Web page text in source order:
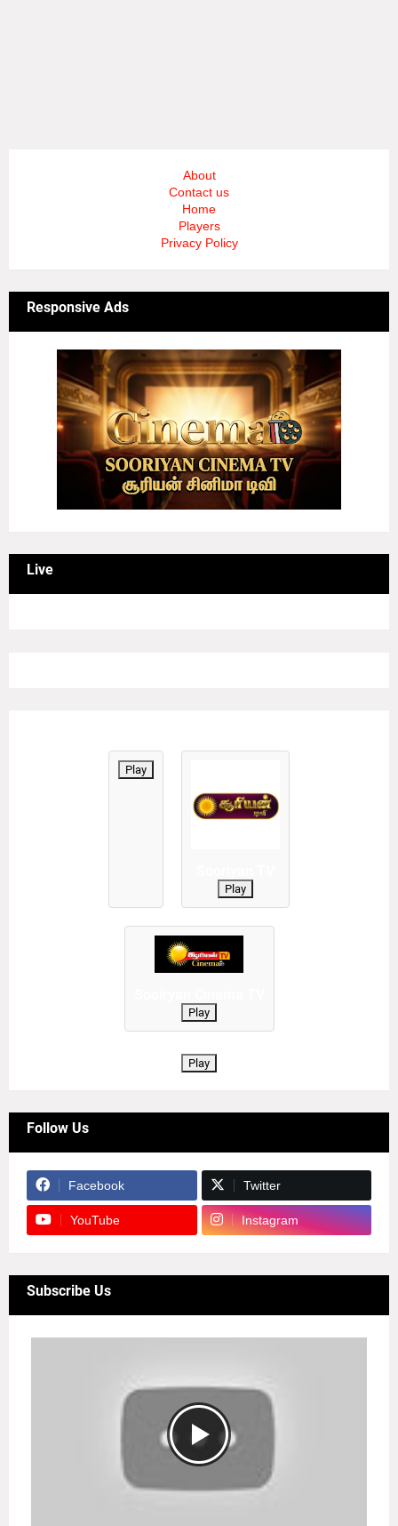
About
Contact us
Home
Players
Privacy Policy
Responsive Ads
Live
Play
Play
Play
Play
Follow Us
Facebook Twitter
YouTube Instagram
Subscribe Us